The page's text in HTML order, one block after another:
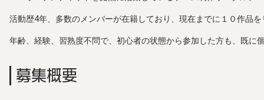
活動歴4年、多数のメンバーが在籍しており、現在までに１０作品を
年齢、経験、習熟度不問で、初心者の状態から参加した方も、既に
募集概要